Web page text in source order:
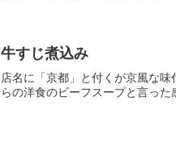
牛すじ煮込み
店名に「京都」と付くが京風な
らの洋食のビーフスープと言っ